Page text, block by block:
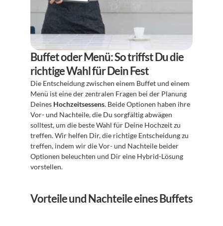
Buffet oder Menü: So triffst Du die
richtige Wahl für Dein Fest
Die Entscheidung zwischen einem Buffet und einem
Menü ist eine der zentralen Fragen bei der Planung
Deines Hochzeitsessens. Beide Optionen haben ihre
Vor- und Nachteile, die Du sorgfältig abwägen
solltest, um die beste Wahl für Deine Hochzeit zu
treffen. Wir helfen Dir, die richtige Entscheidung zu
treffen, indem wir die Vor- und Nachteile beider
Optionen beleuchten und Dir eine Hybrid-Lösung
vorstellen.
Vorteile und Nachteile eines Buffets